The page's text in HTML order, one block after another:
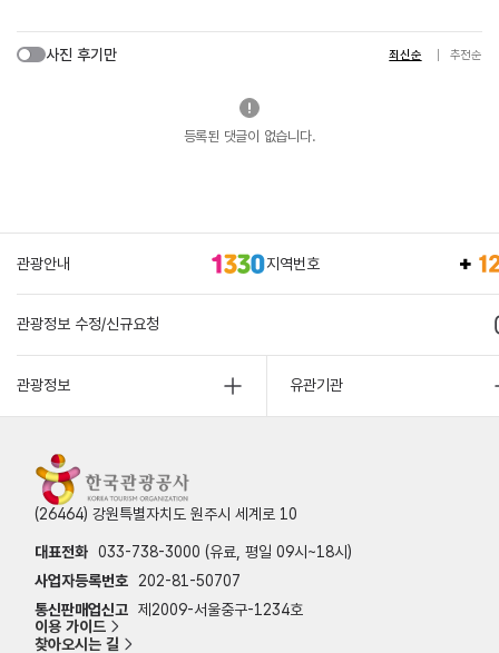
사진 후기만 최신순 추천순
등록된 댓글이 없습니다.
관광안내 지역번호
관광정보 수정/신규요청
관광정보 유관기관
(26464) 강원특별자치도 원주시 세계로 10
대표전화 033-738-3000 (유료, 평일 09시~18시)
사업자등록번호
202-81-50707
통신판매업신고 제2009-서울중구-1234호
이용 가이드
찾아오시는 길